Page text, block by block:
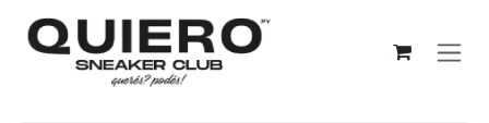
Ir al contenido